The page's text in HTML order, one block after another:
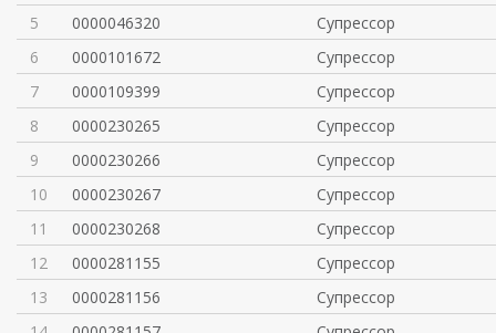
5
0000046320
Супрессор
6
0000101672
Супрессор
7
0000109399
Супрессор
8
0000230265
Супрессор
9
0000230266
Супрессор
10
0000230267
Супрессор
11
0000230268
Супрессор
12
0000281155
Супрессор
13
0000281156
Супрессор